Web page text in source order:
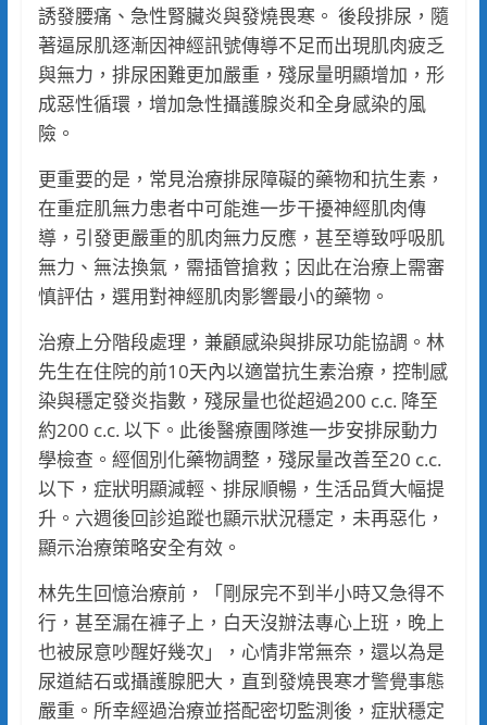
誘發腰痛、急性腎臟炎與發燒畏寒。 後段排尿，隨
著逼尿肌逐漸因神經訊號傳導不足而出現肌肉疲乏
與無力，排尿困難更加嚴重，殘尿量明顯增加，形
成惡性循環，增加急性攝護腺炎和全身感染的風
險。
更重要的是，常見治療排尿障礙的藥物和抗生素，
在重症肌無力患者中可能進一步干擾神經肌肉傳
導，引發更嚴重的肌肉無力反應，甚至導致呼吸肌
無力、無法換氣，需插管搶救；因此在治療上需審
慎評估，選用對神經肌肉影響最小的藥物。
治療上分階段處理，兼顧感染與排尿功能協調。林
先生在住院的前10天內以適當抗生素治療，控制感
染與穩定發炎指數，殘尿量也從超過200 c.c. 降至
約200 c.c. 以下。此後醫療團隊進一步安排尿動力
學檢查。經個別化藥物調整，殘尿量改善至20 c.c.
以下，症狀明顯減輕、排尿順暢，生活品質大幅提
升。六週後回診追蹤也顯示狀況穩定，未再惡化，
顯示治療策略安全有效。
林先生回憶治療前，「剛尿完不到半小時又急得不
行，甚至漏在褲子上，白天沒辦法專心上班，晚上
也被尿意吵醒好幾次」，心情非常無奈，還以為是
尿道結石或攝護腺肥大，直到發燒畏寒才警覺事態
嚴重。所幸經過治療並搭配密切監測後，症狀穩定